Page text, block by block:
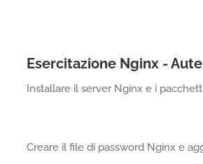
Esercitazione Nginx -
Installare il server Nginx e i
Creare il file di password Nginx e